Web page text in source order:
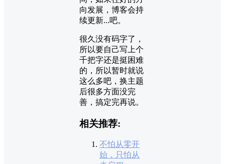
向发展，博客会持
续更新...吧。
很久没有码字了，
所以要自己写上个
千把字还是挺困难
的，所以暂时就说
这么多吧，换主题
后很多方面没完
善，搞定完再说。
相关推荐:
不怕从零开
始，只怕从